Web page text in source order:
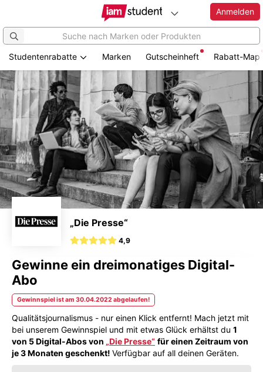
Zum
Hauptinhalt
springen
Anmelden
Studentenrabatte Marken Gutscheinheft Rabatt-Map
„Die Presse“
4,9
Gewinne ein dreimonatiges Digital-
Abo
Gewinnspiel ist am 30.04.2022 abgelaufen!
Qualitätsjournalismus - nur einen Klick entfernt! Mach jetzt mit
bei unserem Gewinnspiel und mit etwas Glück erhältst du 1
von 5 Digital-Abos von „Die Presse“ für einen Zeitraum von
je 3 Monaten geschenkt! Verfügbar auf all deinen Geräten.